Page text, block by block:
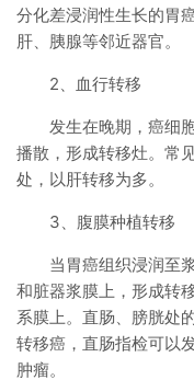
分化差浸润性生长的胃
肝、胰腺等邻近器官。
2、血行转移
发生在晚期，癌细
播散，形成转移灶。常
处，以肝转移为多。
3、腹膜种植转移
当胃癌组织浸润至
和脏器浆膜上，形成转
系膜上。直肠、膀胱处
转移癌，直肠指检可以
肿瘤。